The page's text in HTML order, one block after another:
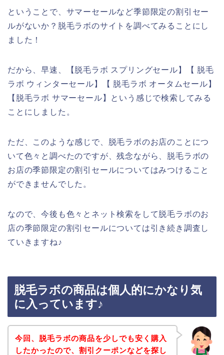
ということで、サマーセールなど季節限定の割引セー
ルがないか？脱毛ラボのサイトを調べてみることにし
ました！
だから、早速、【脱毛ラボ スプリングセール】【 脱毛
ラボ ウィンターセール】【 脱毛ラボ オータムセール】
【脱毛ラボ サマーセール】という感じで検索してみる
ことにしました。
ただ、このような感じで、脱毛ラボのお店のことにつ
いて色々と調べたのですが、残念ながら、脱毛ラボの
お店の季節限定の割引セールについてはみつけること
ができませんでした。
なので、今後も色々とネット検索をして脱毛ラボのお
店の季節限定の割引セールについては引き続き調査し
ていきますね♪
脱毛ラボの商品は個人的にかなり気
に入っています♪
今回、脱毛ラボの商品を少しでも安く購入
したかったので、割引クーポンなどを探し